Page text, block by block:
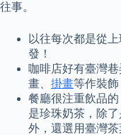
往事。
以往每次都是從
發！
咖啡店好有臺灣
畫、 掛畫等作裝飾
餐廳很注重飲品
是珍珠奶茶，除
外，還選用臺灣茶